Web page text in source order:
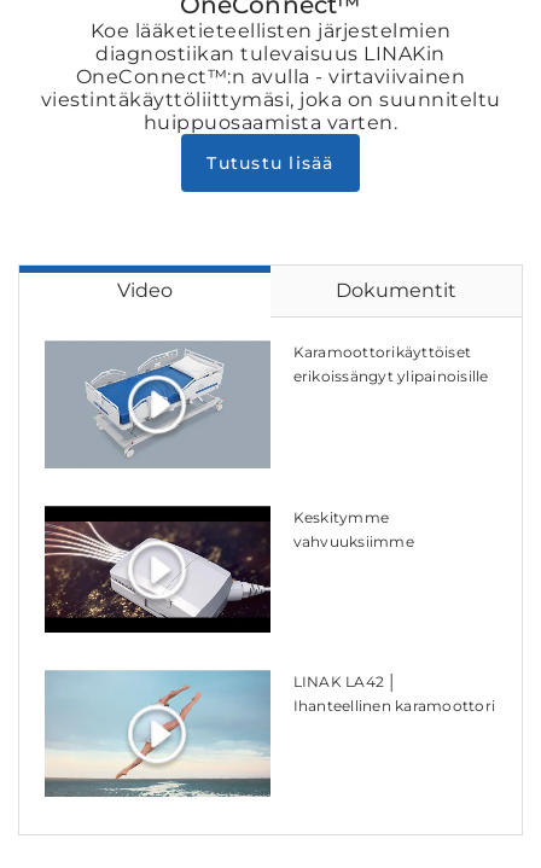
Koe lääketieteellisten järjestelmien
diagnostiikan tulevaisuus LINAKin
OneConnect™:n avulla - virtaviivainen
viestintäkäyttöliittymäsi, joka on suunniteltu
huippuosaamista varten.
Tutustu lisää
Video Dokumentit
Karamoottorikäyttöiset
erikoissängyt ylipainoisille
Keskitymme
vahvuuksiimme
LINAK LA42 │
Ihanteellinen karamoottori